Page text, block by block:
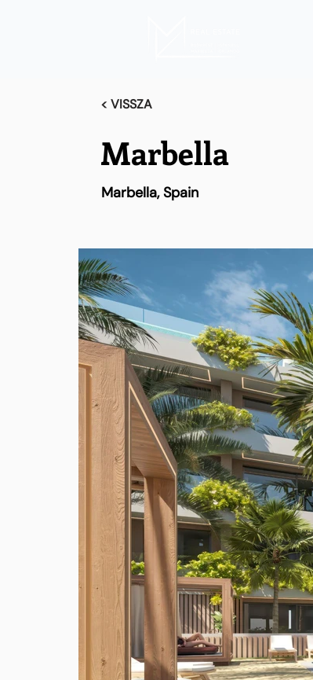
< VISSZA
Marbella
Marbella, Spain